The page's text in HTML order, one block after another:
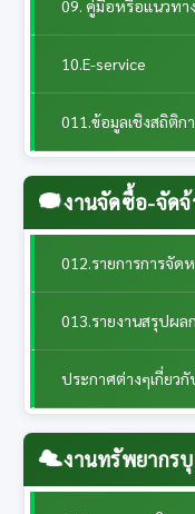
09. คู่มือหรือแนวทา
10.E-service
011.ข้อมูลเชิงสถิติก
งานจัดซื้อ-จัดจ้
012.รายการการจั
013.รายงานสรุปผ
ประกาศต่างๆเกี่ยว
งานทรัพยากร